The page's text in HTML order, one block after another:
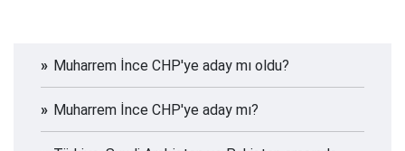
Muharrem İnce CHP'ye aday mı oldu?
Muharrem İnce CHP'ye aday mı?